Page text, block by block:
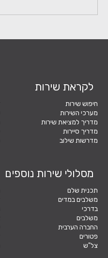
לקראת שירות
חיפוש שירות
מערכי השירות
מדריך למציאת שירות
מדריך סיירות
מדרשות שילוב
מסלולי שירות נוספים
תכנית שלם
משלבים במדים
בדרכי
משלבים
החברה הערבית
פטורים
צל"ש